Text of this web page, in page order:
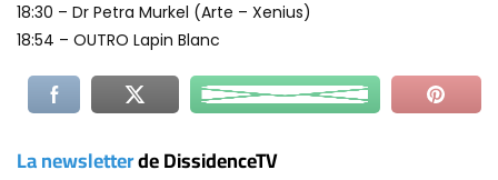
18:30 – Dr Petra Murkel (Arte – Xenius)
18:54 – OUTRO Lapin Blanc
La newsletterde DissidenceTV